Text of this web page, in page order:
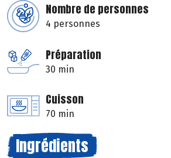
Nombre de personnes
4 personnes
Préparation
30 min
Cuisson
70 min
Ingrédients